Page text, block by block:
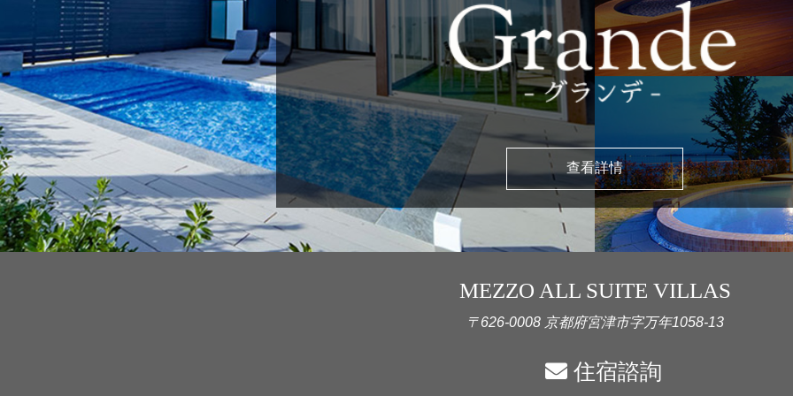
查看詳情
MEZZO ALL SUITE VILLAS
〒626-0008 京都府宮津市字万年1058-13
住宿諮詢